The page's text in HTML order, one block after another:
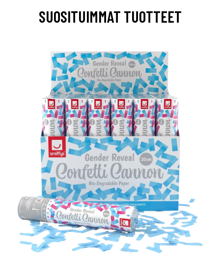
SUOSITUIMMAT TUOTTEET